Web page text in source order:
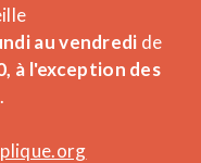
au vendredi de
à l'exception des
.